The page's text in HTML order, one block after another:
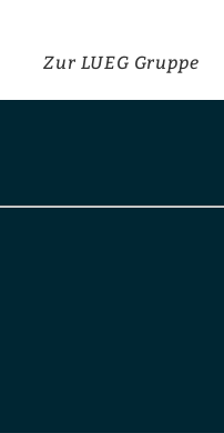
Zur LUEG Gruppe